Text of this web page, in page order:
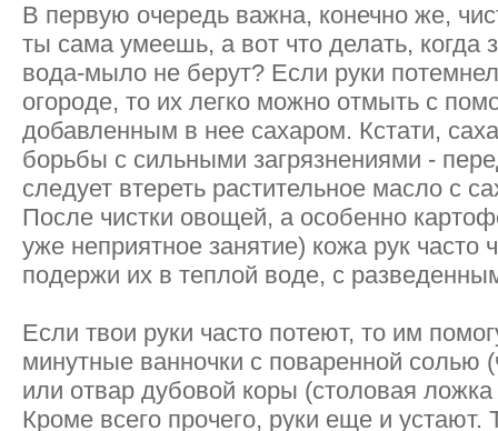
В первую очередь важна, конечно же,
ты сама умеешь, а вот что делать, когда
вода-мыло не берут? Если руки
огороде, то их легко можно отмыть с
добавленным в нее сахаром. Кстати,
борьбы с сильными загрязнениями -
следует втереть растительное масло с
После чистки овощей, а особенно
уже неприятное занятие) кожа рук часто
подержи их в теплой воде, с
Если твои руки часто потеют, то им
минутные ванночки с поваренной солью
или отвар дубовой коры (столовая
Кроме всего прочего, руки еще и устают.